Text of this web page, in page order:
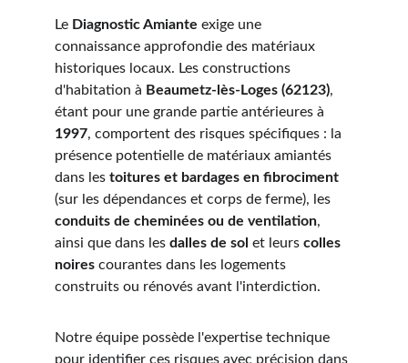
Le Diagnostic Amiante exige une
connaissance approfondie des matériaux
historiques locaux. Les constructions
d'habitation à Beaumetz-lès-Loges (62123),
étant pour une grande partie antérieures à
1997, comportent des risques spécifiques : la
présence potentielle de matériaux amiantés
dans les toitures et bardages en fibrociment
(sur les dépendances et corps de ferme), les
conduits de cheminées ou de ventilation,
ainsi que dans les dalles de sol et leurs colles
noires courantes dans les logements
construits ou rénovés avant l'interdiction.
Notre équipe possède l'expertise technique
pour identifier ces risques avec précision dans